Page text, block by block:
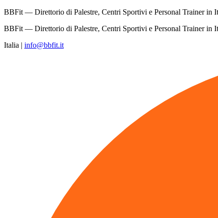
BBFit — Direttorio di Palestre, Centri Sportivi e Personal Trainer in
BBFit — Direttorio di Palestre, Centri Sportivi e Personal Trainer in
Italia | info@bbfit.it